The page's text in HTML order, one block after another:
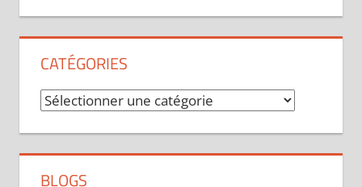
CATÉGORIES
Catégories
BLOGS